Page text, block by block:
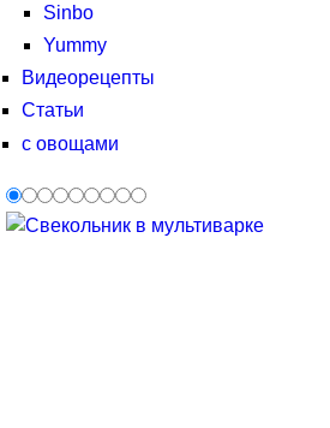
Sinbo
Yummy
Видеорецепты
Статьи
с овощами